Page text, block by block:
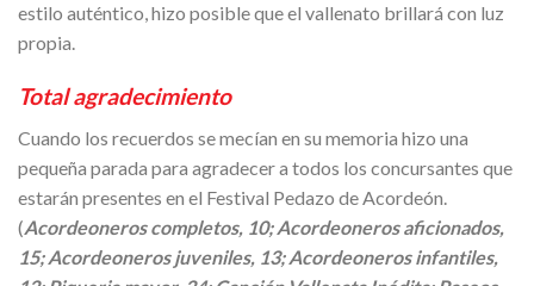
estilo auténtico, hizo posible que el vallenato brillará con luz
propia.
Total agradecimiento
Cuando los recuerdos se mecían en su memoria hizo una
pequeña parada para agradecer a todos los concursantes que
estarán presentes en el Festival Pedazo de Acordeón.
(Acordeoneros completos, 10; Acordeoneros aficionados,
15; Acordeoneros juveniles, 13; Acordeoneros infantiles,